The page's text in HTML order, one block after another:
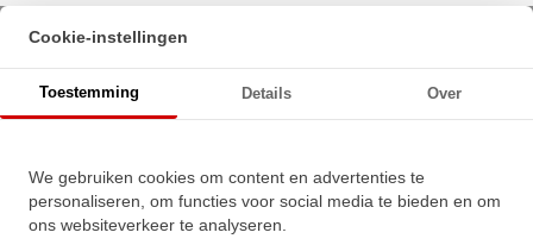
Beginpagina· O-Ring 205X3.5mm NBR 70
Cookie-instellingen
Toestemming Details Over
We gebruiken cookies om content en advertenties te
personaliseren, om functies voor social media te bieden en om
ons websiteverkeer te analyseren.
★★★★★
★★★★★
Schrijf een review!